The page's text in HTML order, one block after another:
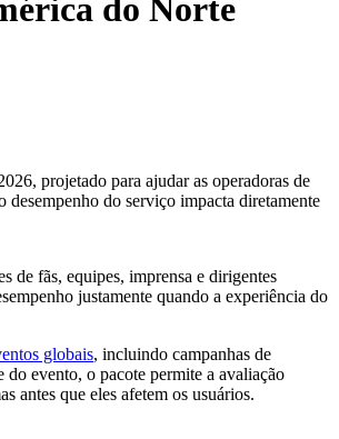
do Norte
projetado para ajudar as operadoras de
do serviço impacta diretamente
de fãs, equipes, imprensa e dirigentes
justamente quando a experiência do
globais, incluindo campanhas de
evento, o pacote permite a avaliação
antes que eles afetem os usuários.